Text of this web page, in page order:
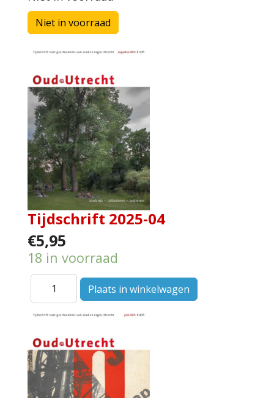
Tijdschrift 2025-04
€5,95
18 in voorraad